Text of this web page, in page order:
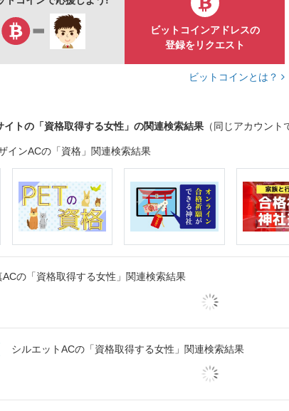
ビットコインアドレスの
登録をリクエスト
ビットコインとは？
イトの「資格取得する女性」の関連検索結果 （同じアカウント
インACの「資格」関連検索結果
ACの「資格取得する女性」関連検索結果
シルエットACの「資格取得する女性」関連検索結果